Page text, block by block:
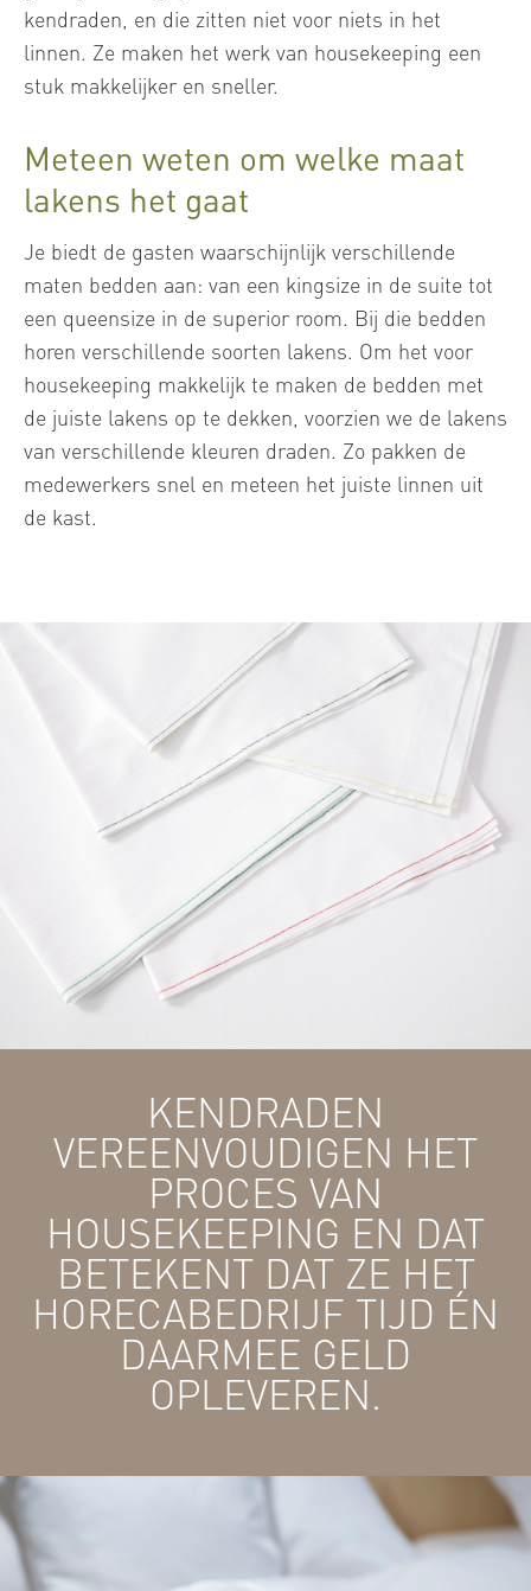
kendraden, en die zitten niet voor niets in het
linnen. Ze maken het werk van housekeeping een
stuk makkelijker en sneller.
Meteen weten om welke maat
lakens het gaat
Je biedt de gasten waarschijnlijk verschillende
maten bedden aan: van een kingsize in de suite tot
een queensize in de superior room. Bij die bedden
horen verschillende soorten lakens. Om het voor
housekeeping makkelijk te maken de bedden met
de juiste lakens op te dekken, voorzien we de lakens
van verschillende kleuren draden. Zo pakken de
medewerkers snel en meteen het juiste linnen uit
de kast.
KENDRADEN
VEREENVOUDIGEN HET
PROCES VAN
HOUSEKEEPING EN DAT
BETEKENT DAT ZE HET
HORECABEDRIJF TIJD ÉN
DAARMEE GELD
OPLEVEREN.